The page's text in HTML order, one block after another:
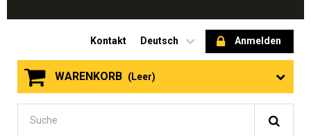
Anmelden
Deutsch
Kontakt
WARENKORB (Leer)